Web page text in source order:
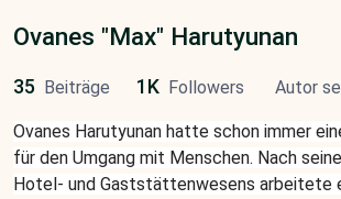
Ovanes "Max" Harutyunan
35 Beiträge 1K Followers Autor
Ovanes Harutyunan hatte schon immer
für den Umgang mit Menschen. Nach
Hotel- und Gaststättenwesens arbeitete